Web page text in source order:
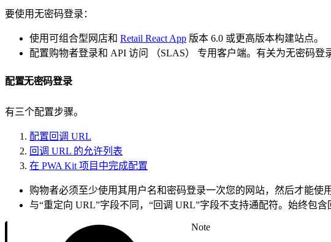
要使用无密码登录：
使用可组合型网店和 Retail React App 版本 6.0 或更高版本构建站点。
配置购物者登录和 API 访问 （SLAS） 专用客户端。有关为无密码
配置无密码登录
有三个配置步骤。
配置回调 URL
回调 URL 的允许列表
在 PWA Kit 项目中完成配置
购物者必须至少使用其用户名和密码登录一次您的网站，然后才能使
与“重定向 URL”字段不同，“回调 URL”字段不支持通配符。始终包含
Note